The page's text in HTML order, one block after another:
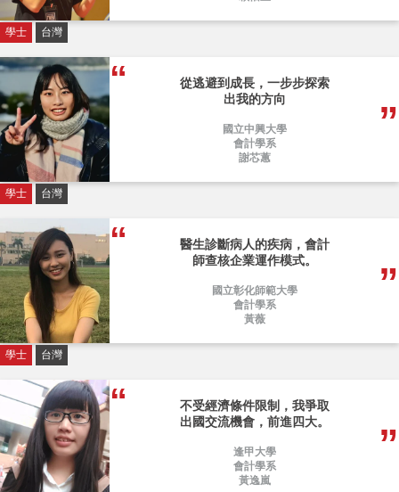
學士 台灣
從逃避到成長，一步步探索
出我的方向
國立中興大學
會計學系
謝芯蕙
學士 台灣
醫生診斷病人的疾病，會計
師查核企業運作模式。
國立彰化師範大學
會計學系
黃薇
學士 台灣
不受經濟條件限制，我爭取
出國交流機會，前進四大。
逢甲大學
會計學系
黃逸嵐